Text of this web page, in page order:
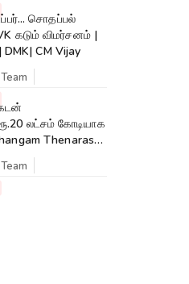
சொதப்பல்
கடும் விமர்சனம் |
CM Vijay
லட்சம் கோடியாக
Thenarasu|